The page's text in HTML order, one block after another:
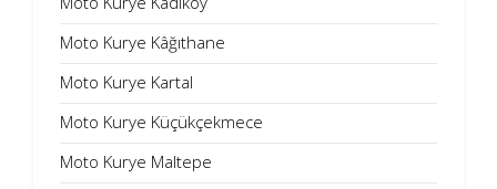
Moto Kurye Kâğıthane
Moto Kurye Kartal
Moto Kurye Küçükçekmece
Moto Kurye Maltepe